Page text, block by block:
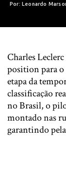
Por: Leonardo
Charles
position para o
etapa da
classificação
no Brasil, o
montado nas
garantindo